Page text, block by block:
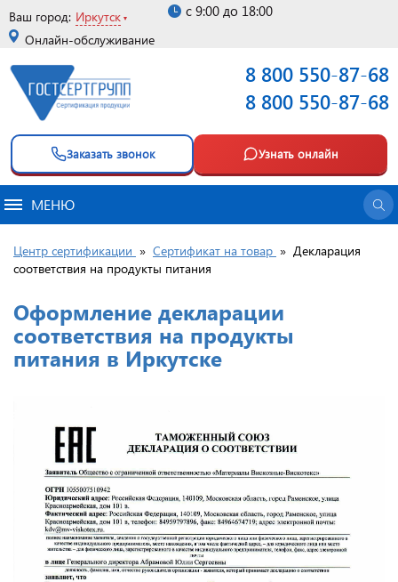
Ваш город: Иркутск
Онлайн-обслуживание
с 9:00 до 18:00
8 800 550-87-68
8 800 550-87-68
Заказать звонок Узнать онлайн
МЕНЮ
Центр сертификации » Сертификат на товар » Декларация
соответствия на продукты питания
Оформление декларации
соответствия на продукты
питания в Иркутске